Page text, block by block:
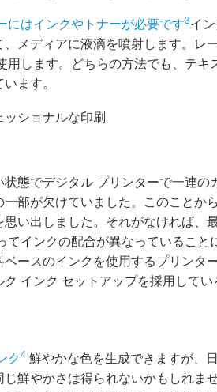
にはインクやトナーが必要です3イ
メディアに液滴を噴射します。レ
用します。どちらの方法でも、テ
ます。
態でデジタル プリンターで一連の
部が欠けていました。このことか
い出しました。それがなければ、
てインクの配合が異なっているこ
ースのインクを使用するプリンタ
インク セットアップを採用してい
ク4鮮やかな色を生成できますが、
鮮やかさは得られないかもしれま